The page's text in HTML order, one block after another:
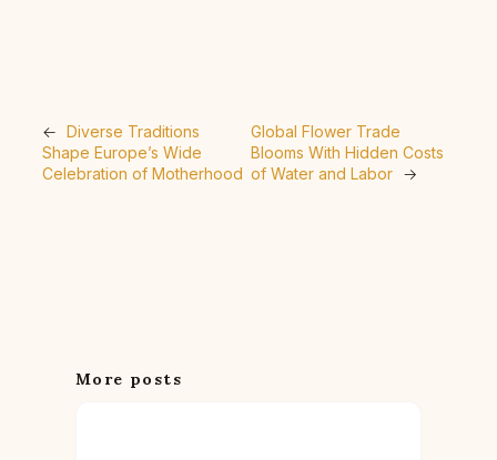
← Diverse Traditions
Shape Europe’s Wide
Celebration of Motherhood
Global Flower Trade
Blooms With Hidden Costs
of Water and Labor
→
More posts